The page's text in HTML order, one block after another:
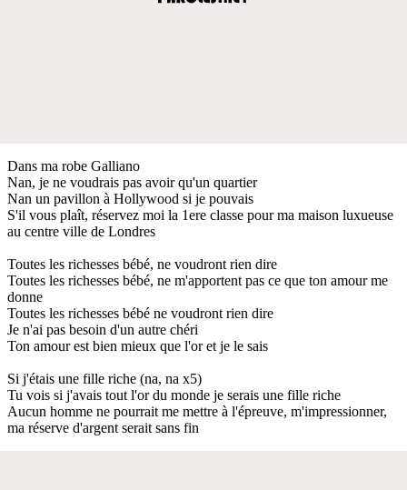
Dans ma robe Galliano
Nan, je ne voudrais pas avoir qu'un quartier
Nan un pavillon à Hollywood si je pouvais
S'il vous plaît, réservez moi la 1ere classe pour ma maison luxueuse
au centre ville de Londres
Toutes les richesses bébé, ne voudront rien dire
Toutes les richesses bébé, ne m'apportent pas ce que ton amour me
donne
Toutes les richesses bébé ne voudront rien dire
Je n'ai pas besoin d'un autre chéri
Ton amour est bien mieux que l'or et je le sais
Si j'étais une fille riche (na, na x5)
Tu vois si j'avais tout l'or du monde je serais une fille riche
Aucun homme ne pourrait me mettre à l'épreuve, m'impressionner,
ma réserve d'argent serait sans fin